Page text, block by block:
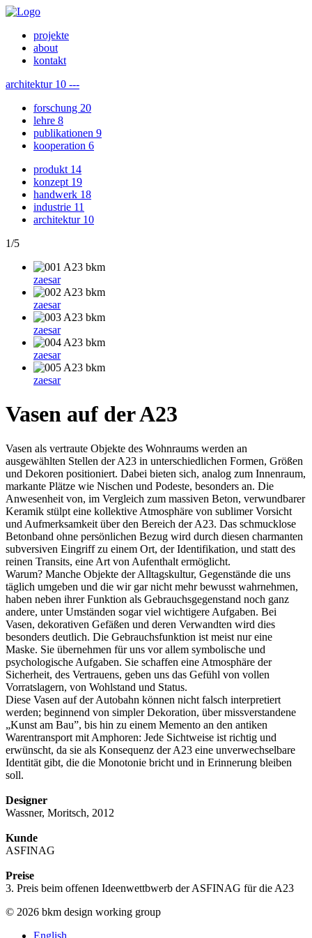
projekte
about
kontakt
architektur 10 ---
forschung 20
lehre 8
publikationen 9
kooperation 6
produkt 14
konzept 19
handwerk 18
industrie 11
architektur 10
1/5
zaesar
zaesar
zaesar
zaesar
zaesar
Vasen auf der A23
Vasen als vertraute Objekte des Wohnraums werden an
ausgewählten Stellen der A23 in unterschiedlichen Formen, Größen
und Dekoren positioniert. Dabei bieten sich, analog zum Innenraum,
markante Plätze wie Nischen und Podeste, besonders an. Die
Anwesenheit von, im Vergleich zum massiven Beton, verwundbarer
Keramik stülpt eine kollektive Atmosphäre von sublimer Vorsicht
und Aufmerksamkeit über den Bereich der A23. Das schmucklose
Betonband ohne persönlichen Bezug wird durch diesen charmanten
subversiven Eingriff zu einem Ort, der Identifikation, und statt des
reinen Transits, eine Art von Aufenthalt ermöglicht.
Warum? Manche Objekte der Alltagskultur, Gegenstände die uns
täglich umgeben und die wir gar nicht mehr bewusst wahrnehmen,
haben neben ihrer Funktion als Gebrauchsgegenstand noch ganz
andere, unter Umständen sogar viel wichtigere Aufgaben. Bei
Vasen, dekorativen Gefäßen und deren Verwandten wird dies
besonders deutlich. Die Gebrauchsfunktion ist meist nur eine
Maske. Sie übernehmen für uns vor allem symbolische und
psychologische Aufgaben. Sie schaffen eine Atmosphäre der
Sicherheit, des Vertrauens, geben uns das Gefühl von vollen
Vorratslagern, von Wohlstand und Status.
Diese Vasen auf der Autobahn können nicht falsch interpretiert
werden; beginnend von simpler Dekoration, über missverstandene
„Kunst am Bau”, bis hin zu einem Memento an den antiken
Warentransport mit Amphoren: Jede Sichtweise ist richtig und
erwünscht, da sie als Konsequenz der A23 eine unverwechselbare
Identität gibt, die die Monotonie bricht und in Erinnerung bleiben
soll.
Designer
Wassner, Moritsch, 2012
Kunde
ASFINAG
Preise
3. Preis beim offenen Ideenwettbwerb der ASFINAG für die A23
© 2026 bkm design working group
English